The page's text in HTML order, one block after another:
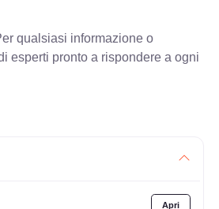
qualsiasi informazione o
esperti pronto a rispondere a ogni